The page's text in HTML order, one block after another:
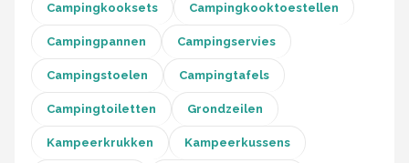
Campingkooksets Campingkooktoestellen
Campingpannen Campingservies
Campingstoelen Campingtafels
Campingtoiletten Grondzeilen
Kampeerkrukken Kampeerkussens